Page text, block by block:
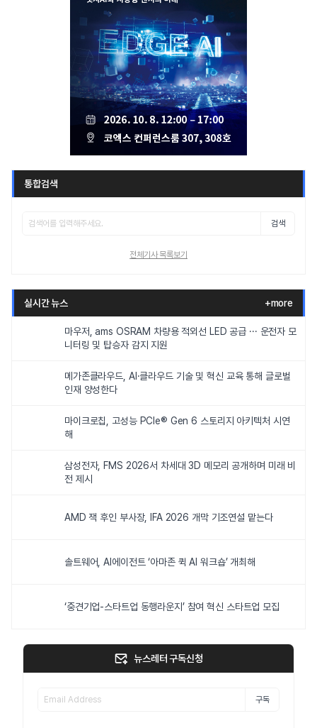
통합검색
검색
전체기사 목록보기
실시간 뉴스 +more
마우저, ams OSRAM 차량용 적외선 LED 공급 ··· 운전자 모
니터링 및 탑승자 감지 지원
메가존클라우드, AI·클라우드 기술 및 혁신 교육 통해 글로벌
인재 양성한다
마이크로칩, 고성능 PCIe® Gen 6 스토리지 아키텍처 시연
해
삼성전자, FMS 2026서 차세대 3D 메모리 공개하며 미래 비
전 제시
AMD 잭 후인 부사장, IFA 2026 개막 기조연설 맡는다
솔트웨어, AI에이전트 ‘아마존 퀵 AI 워크숍’ 개최해
‘중견기업-스타트업 동행라운지’ 참여 혁신 스타트업 모집
뉴스레터 구독신청
구독